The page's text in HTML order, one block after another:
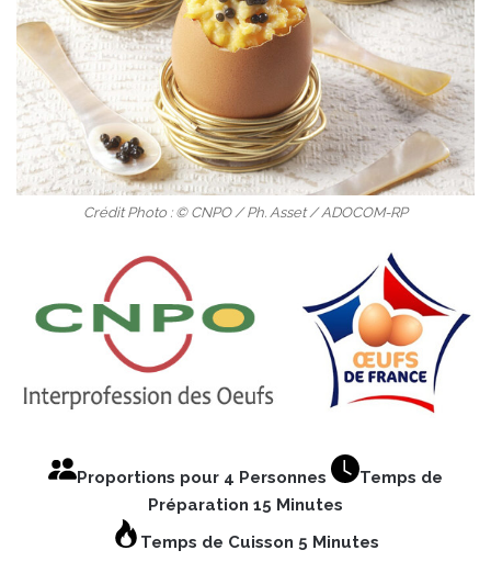
Crédit Photo : © CNPO / Ph. Asset / ADOCOM-RP
Proportions pour 4 Personnes
Temps de
Préparation 15 Minutes
Temps de Cuisson 5 Minutes